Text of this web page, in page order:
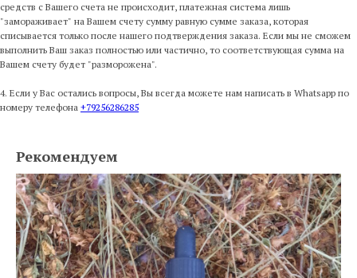
средств с Вашего счета не происходит, платежная система лишь
"замораживает" на Вашем счету сумму равную сумме заказа, которая
списывается только после нашего подтверждения заказа. Если мы не сможем
выполнить Ваш заказ полностью или частично, то соответствующая сумма на
Вашем счету будет "разморожена".
4. Если у Вас остались вопросы, Вы всегда можете нам написать в Whatsapp по
номеру телефона +79256286285
Рекомендуем